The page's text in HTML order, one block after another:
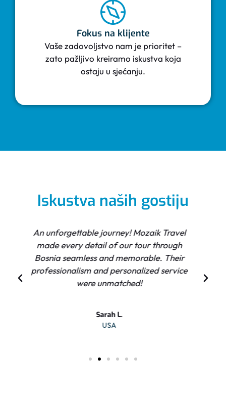
Fokus na klijente
Vaše zadovoljstvo nam je prioritet –
zato pažljivo kreiramo iskustva koja
ostaju u sjećanju.
Iskustva naših gostiju
We had the most incredible experience
exploring the Balkans with Mozaik Travel.
The expert guides and attention to detail
made all the difference. Highly
recommend!
Mark and Emma P.
UK